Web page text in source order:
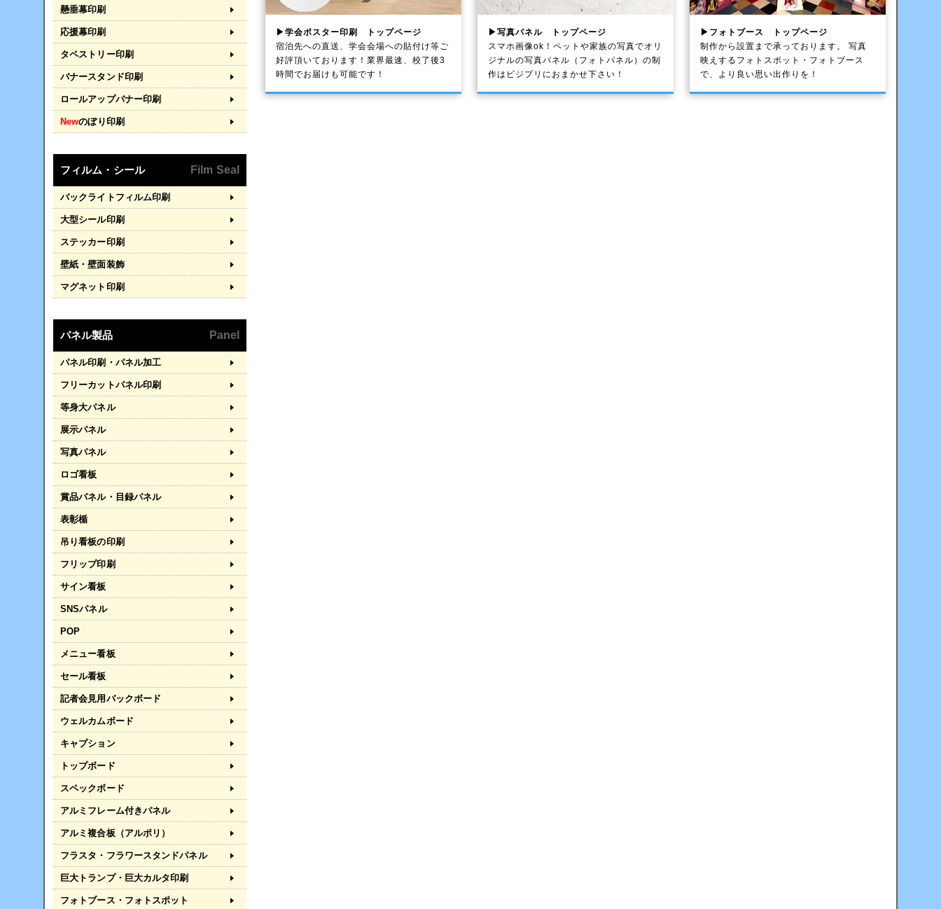
▶学会ポスター印刷 トップページ
宿泊先への直送、学会会場への貼付け等ご
好評頂いております！業界最速、校了後3
時間でお届けも可能です！
▶写真パネル トップページ
スマホ画像ok！ペットや家族の写真でオリ
ジナルの写真パネル（フォトパネル）の制
作はビジプリにおまかせ下さい！
▶フォトブース トップページ
制作から設置まで承っております。 写真
映えするフォトスポット・フォトブース
で、より良い思い出作りを！
懸垂幕印刷
応援幕印刷
タペストリー印刷
バナースタンド印刷
ロールアップバナー印刷
Newのぼり印刷
フィルム・シール Film Seal
バックライトフィルム印刷
大型シール印刷
ステッカー印刷
壁紙・壁面装飾
マグネット印刷
パネル製品 Panel
パネル印刷・パネル加工
フリーカットパネル印刷
等身大パネル
展示パネル
写真パネル
ロゴ看板
賞品パネル・目録パネル
表彰楯
吊り看板の印刷
フリップ印刷
サイン看板
SNSパネル
POP
メニュー看板
セール看板
記者会見用バックボード
ウェルカムボード
キャプション
トップボード
スペックボード
アルミフレーム付きパネル
アルミ複合板（アルポリ）
フラスタ・フラワースタンドパネル
巨大トランプ・巨大カルタ印刷
フォトブース・フォトスポット